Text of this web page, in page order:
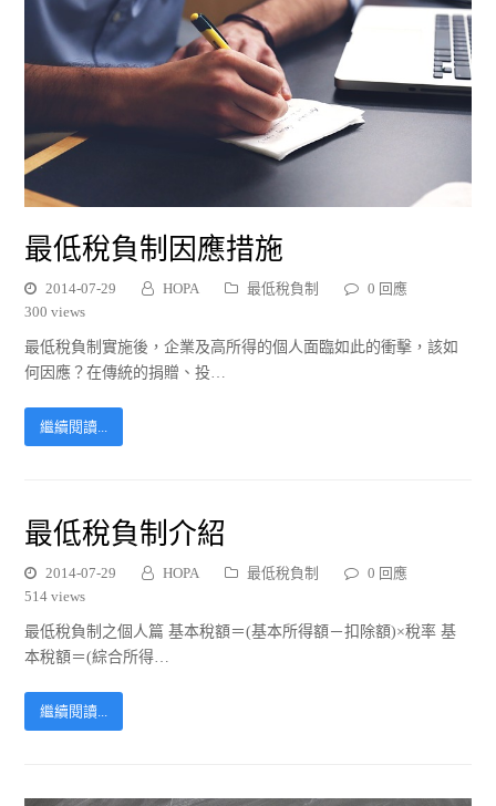
最低稅負制因應措施
2014-07-29 HOPA 最低稅負制
0 回應
300 views
最低稅負制實施後，企業及高所得的個人面臨如此的衝擊，該如
何因應？在傳統的捐贈、投…
繼續閱讀...
最低稅負制介紹
2014-07-29 HOPA 最低稅負制
0 回應
514 views
最低稅負制之個人篇 基本稅額＝(基本所得額－扣除額)×稅率 基
本稅額＝(綜合所得…
繼續閱讀...